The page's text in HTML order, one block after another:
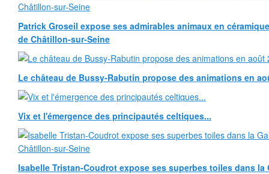
Patrick Groseil expose ses admirables animaux en
de Châtillon-sur-Seine
Le château de Bussy-Rabutin propose des animations en
Vix et l'émergence des principautés celtiques...
Isabelle Tristan-Coudrot expose ses superbes toiles dans la